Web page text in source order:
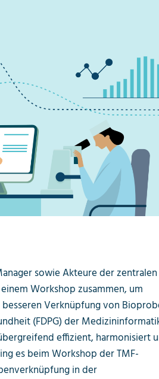
sowie Akteure der zentralen
Workshop zusammen, um
Verknüpfung von
(FDPG) der
effizient, harmonisiert
es beim Workshop der TMF-
in der